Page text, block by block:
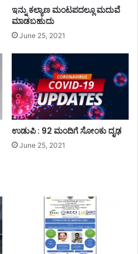
ಇನ್ನು ಕಲ್ಯಾಣ ಮಂಟಪದಲ್ಲೂ ಮದುವೆ
ಮಾಡಬಹುದು
June 25, 2021
ಉಡುಪಿ : 92 ಮಂದಿಗೆ ಸೋಂಕು ದೃಢ
June 25, 2021